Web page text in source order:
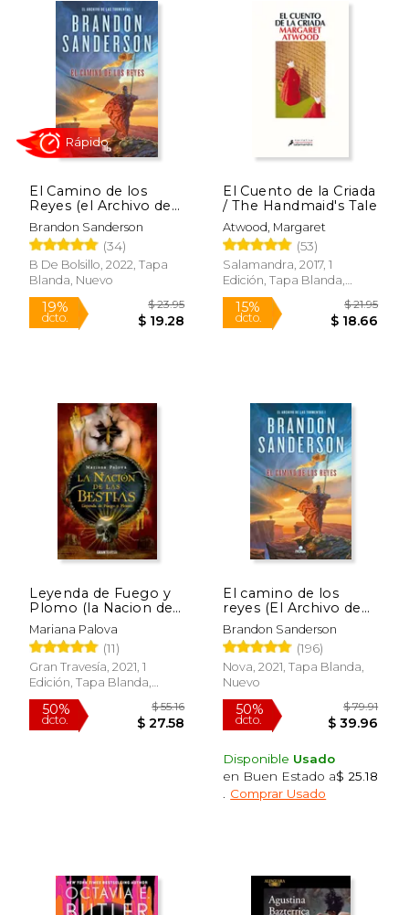
15% 50%
El Camino de los
Reyes (el Archivo de
las Tormentas 1)
Brandon Sanderson
(34)
B De Bolsillo, 2022, Tapa
Blanda, Nuevo
19%
dcto.
$ 23.95
$ 19.28
Rápido
El Cuento de la Criada
/ The Handmaid's Tale
Atwood, Margaret
(53)
Salamandra, 2017, 1
Edición, Tapa Blanda,
Nuevo
15%
dcto. $
Leyenda de Fuego y
Plomo (la Nacion de
las Bestias 2)
Mariana Palova
(11)
Gran Travesía, 2021, 1
Edición, Tapa Blanda,
Nuevo
El camino de los
reyes (El Archivo de
las Tormentas 1)
Brandon Sanderson
(196)
Nova, 2021, Tapa Blanda,
Nuevo
Disponible Usado
en Buen Estado a$ 25.18
Comprar Usado